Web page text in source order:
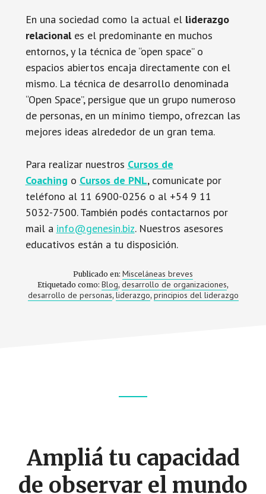
En una sociedad como la actual el liderazgo
relacionales el predominante en muchos
entornos, y la técnica de “open space” o
espacios abiertos encaja directamente con el
mismo. La técnica de desarrollo denominada
“Open Space”, persigue que un grupo numeroso
de personas, en un mínimo tiempo, ofrezcan las
mejores ideas alrededor de un gran tema.
Para realizar nuestros Cursos de
Coaching o Cursos de PNL, comunicate por
teléfono al 11 6900-0256 o al +54 9 11
5032-7500. También podés contactarnos por
mail a info@genesin.biz. Nuestros asesores
educativos están a tu disposición.
Publicado en: Misceláneas breves
Etiquetado como: Blog, desarrollo de organizaciones,
desarrollo de personas, liderazgo, principios del liderazgo
Ampliá tu capacidad
de observar el mundo